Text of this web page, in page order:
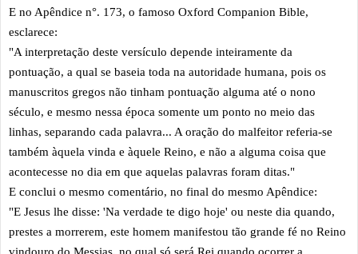
E no Apêndice n°. 173, o famoso Oxford Companion Bible,
esclarece:
"A interpretação deste versículo depende inteiramente da
pontuação, a qual se baseia toda na autoridade humana, pois os
manuscritos gregos não tinham pontuação alguma até o nono
século, e mesmo nessa época somente um ponto no meio das
linhas, separando cada palavra... A oração do malfeitor referia-se
também àquela vinda e àquele Reino, e não a alguma coisa que
acontecesse no dia em que aquelas palavras foram ditas."
E conclui o mesmo comentário, no final do mesmo Apêndice:
"E Jesus lhe disse: 'Na verdade te digo hoje' ou neste dia quando,
prestes a morrerem, este homem manifestou tão grande fé no Reino